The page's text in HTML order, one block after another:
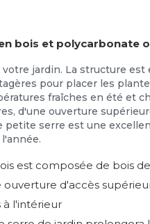
bois et polycarbonate
jardin. La structure est
pour placer les
fraîches en été et
d'une ouverture
serre est une
est composée de bois
d'accès
à l'intérieur